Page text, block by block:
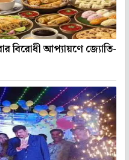
বিরোধী আপ্যায়ণে জ্যোতি-